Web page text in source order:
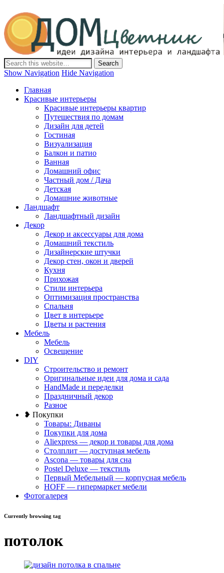
Дом-Цветник
Дизайн интерьера и ландшафта, декор и обустройство дома.
Идеи со всего мира.
Show Navigation Hide Navigation
Главная
Красивые интерьеры
Красивые интерьеры квартир
Путешествия по домам
Дизайн для детей
Гостиная
Визуализация
Балкон и патио
Ванная
Домашний офис
Частный дом / Дача
Детская
Домашние животные
Ландшафт
Ландшафтный дизайн
Декор
Декор и аксессуары для дома
Домашний текстиль
Дизайнерские штучки
Декор стен, окон и дверей
Кухня
Прихожая
Стили интерьера
Оптимизация пространства
Спальня
Цвет в интерьере
Цветы и растения
Мебель
Мебель
Освещение
DIY
Строительство и ремонт
Оригинальные идеи для дома и сада
HandMade и переделки
Праздничный декор
Разное
❥ Покупки
Товары: Диваны
Покупки для дома
Aliexpress — декор и товары для дома
Столплит — доступная мебель
Ascona — товары для сна
Postel Deluxe — текстиль
Первый Мебельный — корпусная мебель
HOFF — гипермаркет мебели
Фотогалерея
Currently browsing tag
потолок